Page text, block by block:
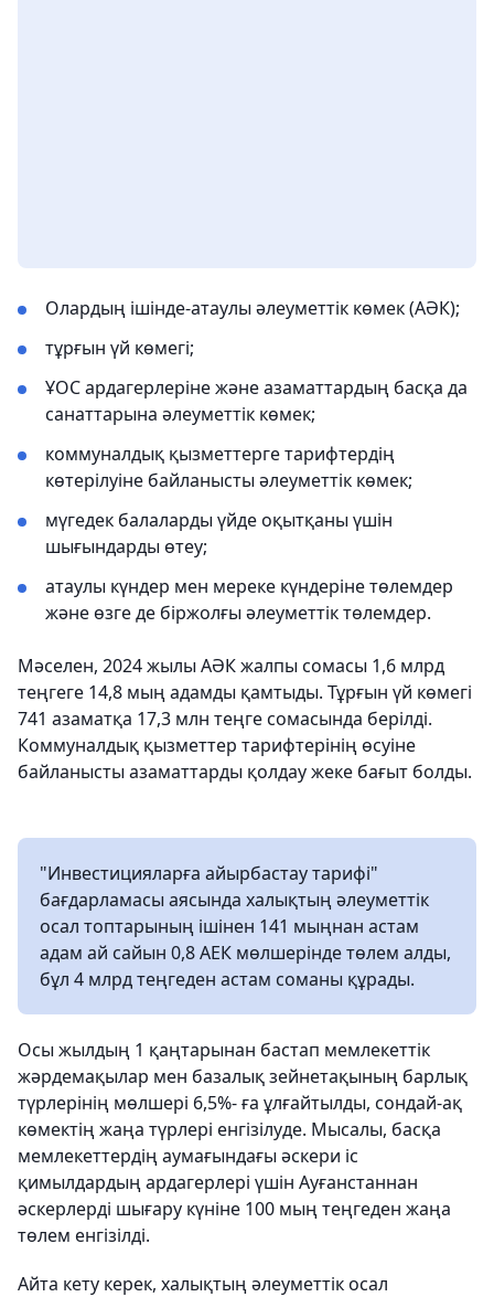
Олардың ішінде-атаулы әлеуметтік көмек (АӘК);
тұрғын үй көмегі;
ҰОС ардагерлеріне және азаматтардың басқа да
санаттарына әлеуметтік көмек;
коммуналдық қызметтерге тарифтердің
көтерілуіне байланысты әлеуметтік көмек;
мүгедек балаларды үйде оқытқаны үшін
шығындарды өтеу;
атаулы күндер мен мереке күндеріне төлемдер
және өзге де біржолғы әлеуметтік төлемдер.
Мәселен, 2024 жылы АӘК жалпы сомасы 1,6 млрд
теңгеге 14,8 мың адамды қамтыды. Тұрғын үй көмегі
741 азаматқа 17,3 млн теңге сомасында берілді.
Коммуналдық қызметтер тарифтерінің өсуіне
байланысты азаматтарды қолдау жеке бағыт болды.
"Инвестицияларға айырбастау тарифі"
бағдарламасы аясында халықтың әлеуметтік
осал топтарының ішінен 141 мыңнан астам
адам ай сайын 0,8 АЕК мөлшерінде төлем алды,
бұл 4 млрд теңгеден астам соманы құрады.
Осы жылдың 1 қаңтарынан бастап мемлекеттік
жәрдемақылар мен базалық зейнетақының барлық
түрлерінің мөлшері 6,5%- ға ұлғайтылды, сондай-ақ
көмектің жаңа түрлері енгізілуде. Мысалы, басқа
мемлекеттердің аумағындағы әскери іс
қимылдардың ардагерлері үшін Ауғанстаннан
әскерлерді шығару күніне 100 мың теңгеден жаңа
төлем енгізілді.
Айта кету керек, халықтың әлеуметтік осал